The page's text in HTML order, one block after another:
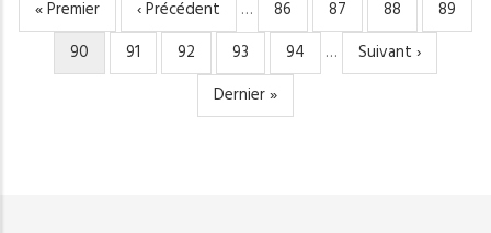
PAGINATION
Première
page
« Premier
Page
précédente
‹ Précédent … Page
86 Page
87 Page
88 Page
89
Page
courante
90 Page
91 Page
92 Page
93 Page
94 …
Page
suivante
Suivant ›
Dernière
page
Dernier »